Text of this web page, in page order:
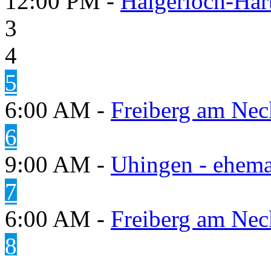
3
4
5
6:00 AM - Freiberg am
6
9:00 AM - Uhingen -
7
6:00 AM - Freiberg am
8